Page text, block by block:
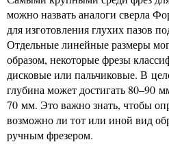
можно назвать аналоги сверла
для изготовления глухих пазов
Отдельные линейные размеры
образом, некоторые фрезы
дисковые или пальчиковые. В
глубина может достигать 80–90
70 мм. Это важно знать, чтобы
возможно ли тот или иной вид
ручным фрезером.